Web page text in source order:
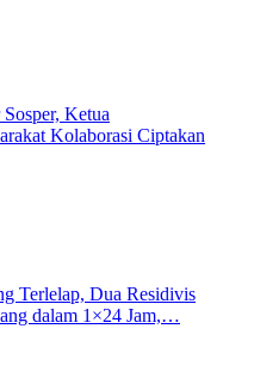
Ketua
Kolaborasi Ciptakan
Terlelap, Dua Residivis
dalam 1×24 Jam,…